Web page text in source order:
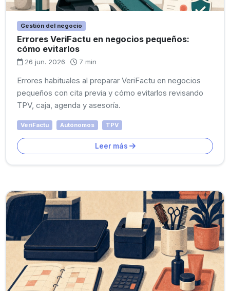
Gestión del negocio
Errores VeriFactu en negocios pequeños:
cómo evitarlos
26 jun. 2026 7 min
Errores habituales al preparar VeriFactu en negocios
pequeños con cita previa y cómo evitarlos revisando
TPV, caja, agenda y asesoría.
VeriFactu Autónomos TPV
Leer más